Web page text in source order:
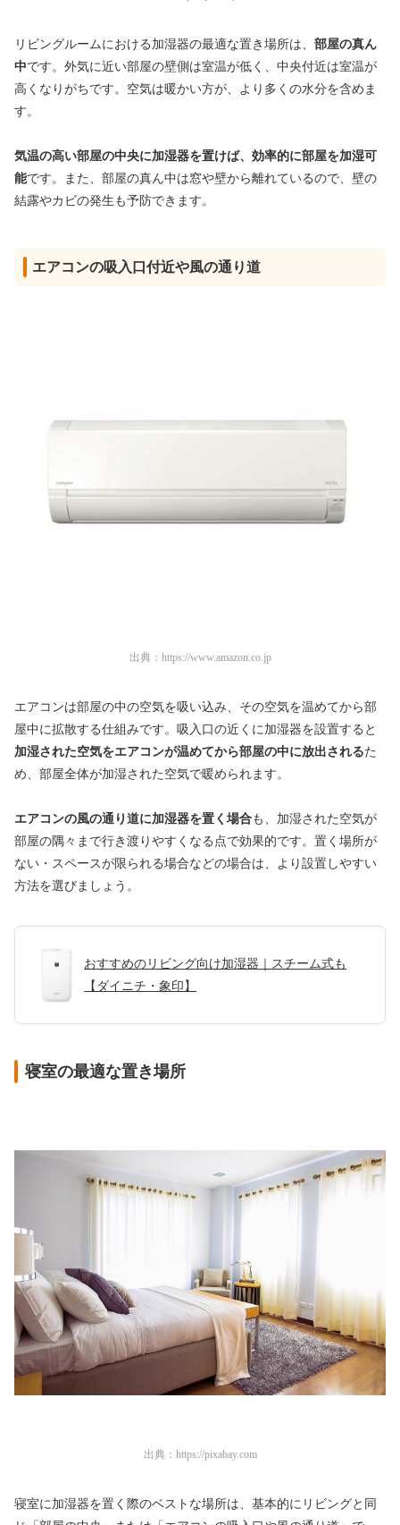
リビングルームにおける加湿器の最適な置き場所は、 部屋の真ん
中です。外気に近い部屋の壁側は室温が低く、中央付近は室温が
高くなりがちです。空気は暖かい方が、より多くの水分を含めま
す。
気温の高い部屋の中央に加湿器を置けば、効率的に部屋を加湿可
能です。また、部屋の真ん中は窓や壁から離れているので、壁の
結露やカビの発生も予防できます。
エアコンの吸入口付近や風の通り道
出典： https://www.amazon.co.jp
エアコンは部屋の中の空気を吸い込み、その空気を温めてから部
屋中に拡散する仕組みです。吸入口の近くに加湿器を設置すると
加湿された空気をエアコンが温めてから部屋の中に放出されるた
め、部屋全体が加湿された空気で暖められます。
エアコンの風の通り道に加湿器を置く場合も、加湿された空気が
部屋の隅々まで行き渡りやすくなる点で効果的です。置く場所が
ない・スペースが限られる場合などの場合は、より設置しやすい
方法を選びましょう。
おすすめのリビング向け加湿器｜スチーム式も
【ダイニチ・象印】
寝室の最適な置き場所
出典： https://pixabay.com
寝室に加湿器を置く際のベストな場所は、基本的にリビングと同